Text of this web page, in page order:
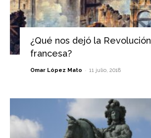
¿Qué nos dejó la Revolución
francesa?
Omar López Mato - 11 julio, 2018